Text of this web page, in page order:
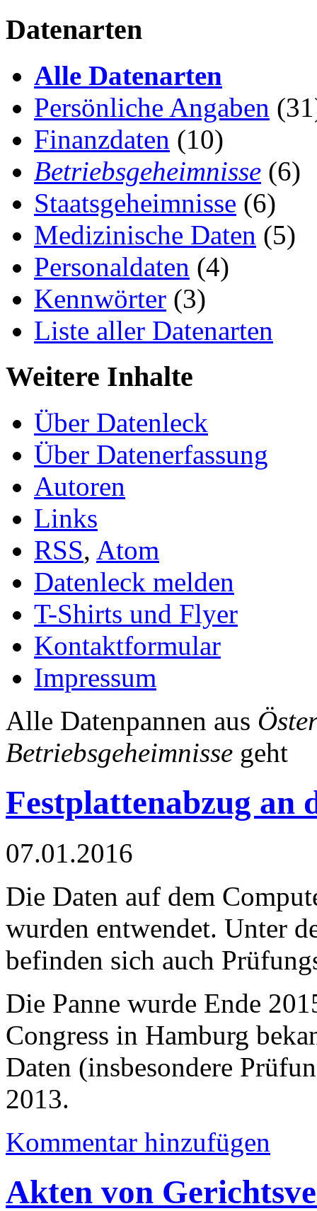
Datenarten
Alle Datenarten
Persönliche Angaben
Finanzdaten (10)
Betriebsgeheimnisse (6)
Staatsgeheimnisse (6)
Medizinische Daten (5)
Personaldaten (4)
Kennwörter (3)
Liste aller Datenarten
Weitere Inhalte
Über Datenleck
Über Datenerfassung
Autoren
Links
RSS, Atom
Datenleck melden
T-Shirts und Flyer
Kontaktformular
Impressum
Alle Datenpannen aus
Betriebsgeheimnisse geht
Festplattenabzug an
07.01.2016
Die Daten auf dem
wurden entwendet. Unter
befinden sich auch
Die Panne wurde Ende
Congress in Hamburg
Daten (insbesondere
2013.
Kommentar hinzufügen
Akten von